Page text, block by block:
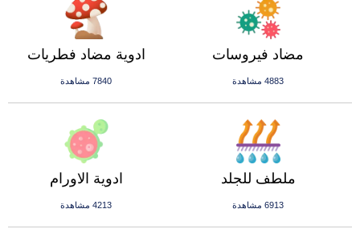
ادوية مضاد فطريات
7840 مشاهدة
مضاد فيروسات
4883 مشاهدة
ادوية الاورام
4213 مشاهدة
ملطف للجلد
6913 مشاهدة